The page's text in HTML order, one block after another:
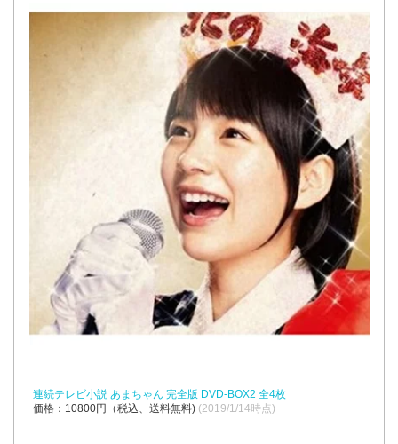
連続テレビ小説 あまちゃん 完全版 DVD-BOX2 全4枚
価格：10800円（税込、送料無料) (2019/1/14時点)